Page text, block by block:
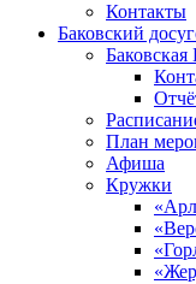
Контакты
Баковский
Баковская
План
Афиша
Кружки